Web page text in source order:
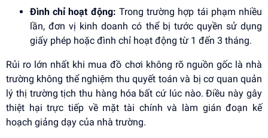
Đình chỉ hoạt động: Trong trường hợp tái phạm nhiều
lần, đơn vị kinh doanh có thể bị tước quyền sử dụng
giấy phép hoặc đình chỉ hoạt động từ 1 đến 3 tháng.
Rủi ro lớn nhất khi mua đồ chơi không rõ nguồn gốc là nhà
trường không thể nghiệm thu quyết toán và bị cơ quan quản
lý thị trường tịch thu hàng hóa bất cứ lúc nào. Điều này gây
thiệt hại trực tiếp về mặt tài chính và làm gián đoạn kế
hoạch giảng dạy của nhà trường.